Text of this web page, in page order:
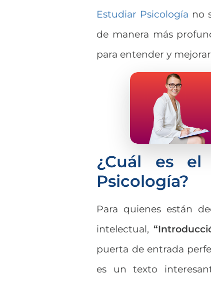
Estudiar Psicología no
de manera más
para entender y
¿Cuál es
Psicología?
Para quienes están
intelectual,
puerta de entrada
es un texto